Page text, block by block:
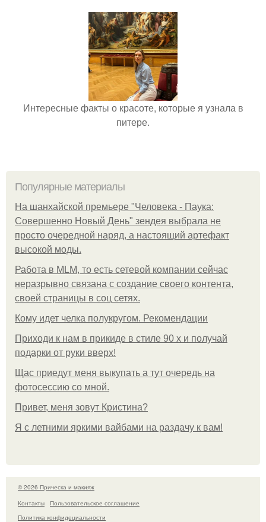
Интересные факты о красоте, которые я узнала в
питере.
Популярные материалы
На шанхайской премьере "Человека - Паука:
Совершенно Новый День" зендея выбрала не
просто очередной наряд, а настоящий артефакт
высокой моды.
Работа в MLM, то есть сетевой компании сейчас
неразрывно связана с создание своего контента,
своей страницы в соц сетях.
Кому идет челка полукругом. Рекомендации
Приходи к нам в прикиде в стиле 90 х и получай
подарки от руки вверх!
Щас приедут меня выкупать а тут очередь на
фотосессию со мной.
Привет, меня зовут Кристина?
Я с летними яркими вайбами на раздачу к вам!
© 2026 Прическа и макияж
Контакты
Пользовательское соглашение
Политика конфидециальности